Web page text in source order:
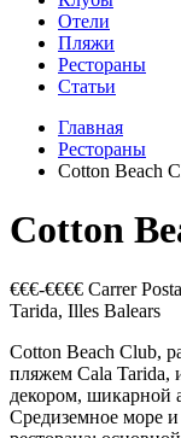
Отели
Пляжи
Рестораны
Статьи
Главная
Рестораны
Cotton Beach
Cotton
€€€-€€€€ Carrer
Tarida, Illes Balears
Cotton Beach Club,
пляжем Cala Tarida,
декором, шикарной
Средиземное море и